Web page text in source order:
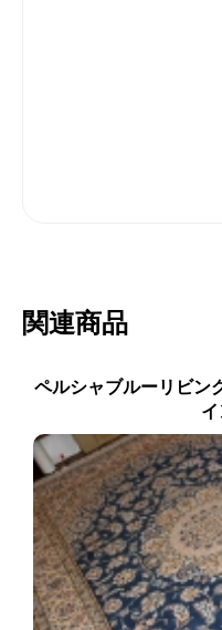
関連商品
ペルシャブルーリビン